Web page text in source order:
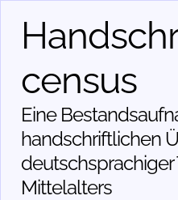
census
Eine
handschriftlichen
deutschsprachiger
Mittelalters